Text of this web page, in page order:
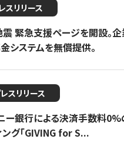
スリリース
震 緊急支援ページを開設。
システムを無償提供。
スリリース
ー銀行による決済手数料
ング「GIVING for S...